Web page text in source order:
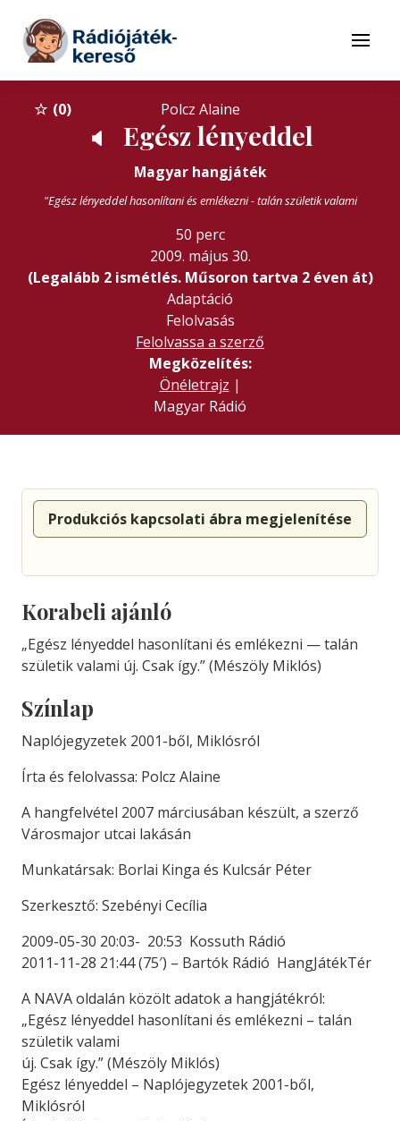
Tovább a tartalomhoz
Menü
0 Polcz Alaine
🔈 Egész lényeddel
Magyar hangjáték
"Egész lényeddel hasonlítani és emlékezni - talán születik valami
50 perc
2009. május 30.
(Legalább 2 ismétlés. Műsoron tartva 2 éven át)
Adaptáció
Felolvasás
Felolvassa a szerző
Megközelítés:
Önéletrajz |
Magyar Rádió
Produkciós kapcsolati ábra megjelenítése
Korabeli ajánló
„Egész lényeddel hasonlítani és emlékezni — talán
születik valami új. Csak így.” (Mészöly Miklós)
Színlap
Naplójegyzetek 2001-ből, Miklósról
Írta és felolvassa: Polcz Alaine
A hangfelvétel 2007 márciusában készült, a szerző
Városmajor utcai lakásán
Munkatársak: Borlai Kinga és Kulcsár Péter
Szerkesztő: Szebényi Cecília
2009-05-30 20:03- 20:53 Kossuth Rádió
2011-11-28 21:44 (75′) – Bartók Rádió HangJátékTér
A NAVA oldalán közölt adatok a hangjátékról:
„Egész lényeddel hasonlítani és emlékezni – talán
születik valami
új. Csak így.” (Mészöly Miklós)
Egész lényeddel – Naplójegyzetek 2001-ből,
Miklósról